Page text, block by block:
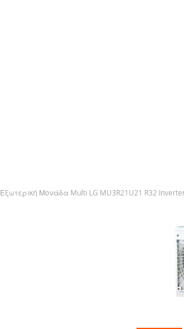
Εξωτερική Μονάδα Multi LG MU3R21U21 R32
συλλογής